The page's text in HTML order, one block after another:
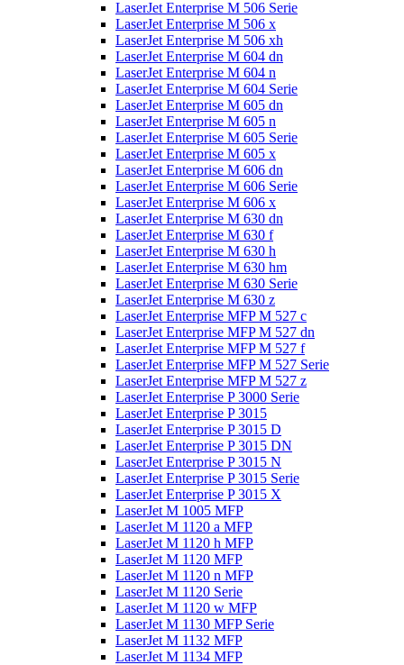
LaserJet Enterprise M 506 Serie
LaserJet Enterprise M 506 x
LaserJet Enterprise M 506 xh
LaserJet Enterprise M 604 dn
LaserJet Enterprise M 604 n
LaserJet Enterprise M 604 Serie
LaserJet Enterprise M 605 dn
LaserJet Enterprise M 605 n
LaserJet Enterprise M 605 Serie
LaserJet Enterprise M 605 x
LaserJet Enterprise M 606 dn
LaserJet Enterprise M 606 Serie
LaserJet Enterprise M 606 x
LaserJet Enterprise M 630 dn
LaserJet Enterprise M 630 f
LaserJet Enterprise M 630 h
LaserJet Enterprise M 630 hm
LaserJet Enterprise M 630 Serie
LaserJet Enterprise M 630 z
LaserJet Enterprise MFP M 527 c
LaserJet Enterprise MFP M 527 dn
LaserJet Enterprise MFP M 527 f
LaserJet Enterprise MFP M 527 Serie
LaserJet Enterprise MFP M 527 z
LaserJet Enterprise P 3000 Serie
LaserJet Enterprise P 3015
LaserJet Enterprise P 3015 D
LaserJet Enterprise P 3015 DN
LaserJet Enterprise P 3015 N
LaserJet Enterprise P 3015 Serie
LaserJet Enterprise P 3015 X
LaserJet M 1005 MFP
LaserJet M 1120 a MFP
LaserJet M 1120 h MFP
LaserJet M 1120 MFP
LaserJet M 1120 n MFP
LaserJet M 1120 Serie
LaserJet M 1120 w MFP
LaserJet M 1130 MFP Serie
LaserJet M 1132 MFP
LaserJet M 1134 MFP